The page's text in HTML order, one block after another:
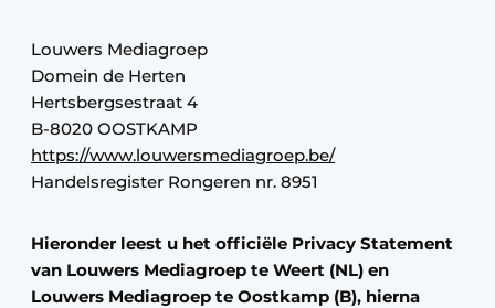
Video’s
Louwers Mediagroep
Domein de Herten
Hertsbergsestraat 4
B-8020 OOSTKAMP
https://www.louwersmediagroep.be/
Handelsregister Rongeren nr. 8951
Hieronder leest u het officiële Privacy Statement
van Louwers Mediagroep te Weert (NL) en
Louwers Mediagroep te Oostkamp (B), hierna